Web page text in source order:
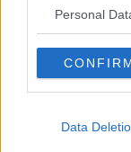
Personal
Data
​La
Senza una Retta
​La propaganda
​La cleptocrazia e
​Uccidere per